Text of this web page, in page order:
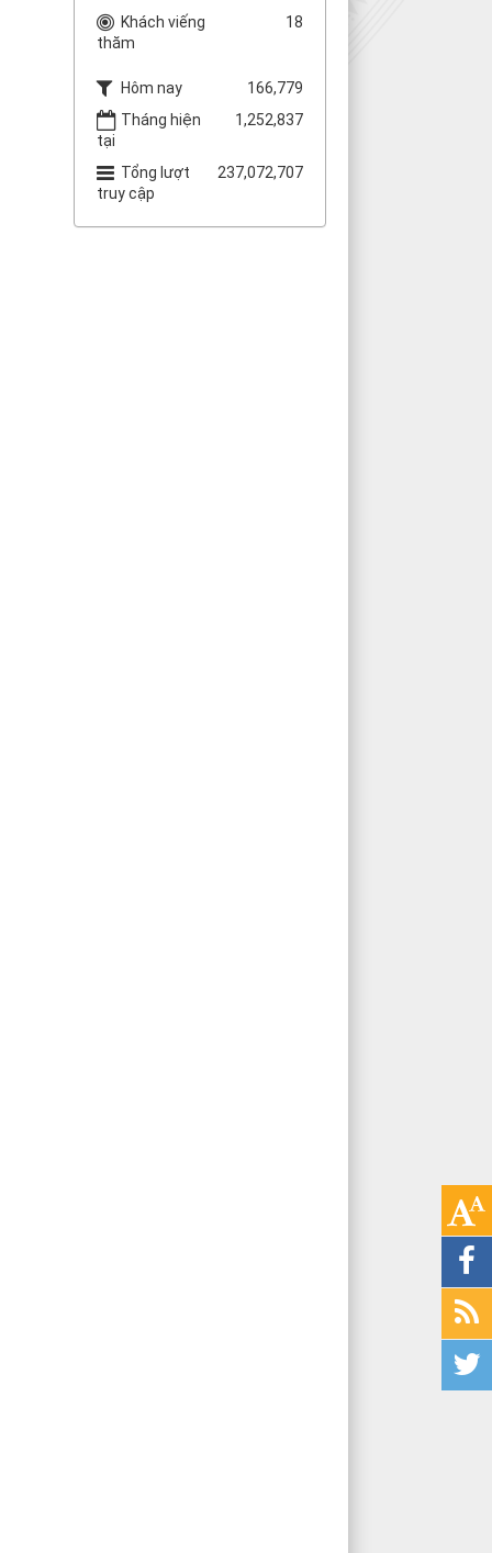
Khách viếng
thăm
18
Hôm nay
166,779
Tháng hiện
tại
1,252,837
Tổng lượt
truy cập
237,072,707